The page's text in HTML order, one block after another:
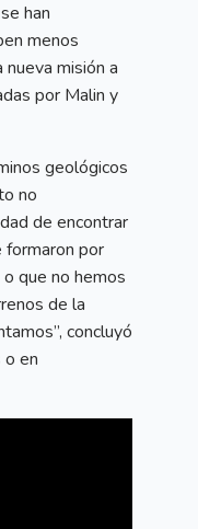
han
menos
misión a
por Malin y
geológicos
no
de encontrar
formaron por
que no hemos
de la
concluyó
en